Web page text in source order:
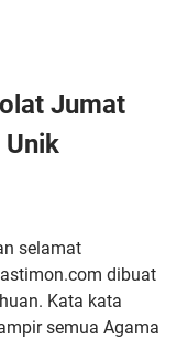
Jumat
Unik
selamat
dibuat
Kata kata
semua Agama